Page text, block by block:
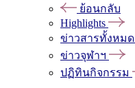
ย้อนกลับ
Highlights
ข่าวสารทั้งหมด
ข่าวจุฬาฯ
ปฏิทินกิจกรรม